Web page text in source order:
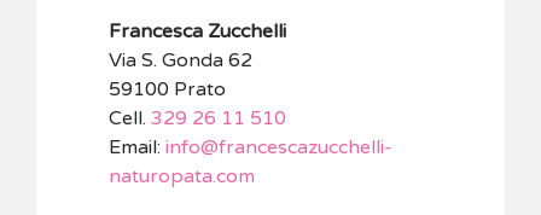
Francesca Zucchelli
Via S. Gonda 62
59100 Prato
Cell. 329 26 11 510
Email: info@francescazucchelli-
naturopata.com